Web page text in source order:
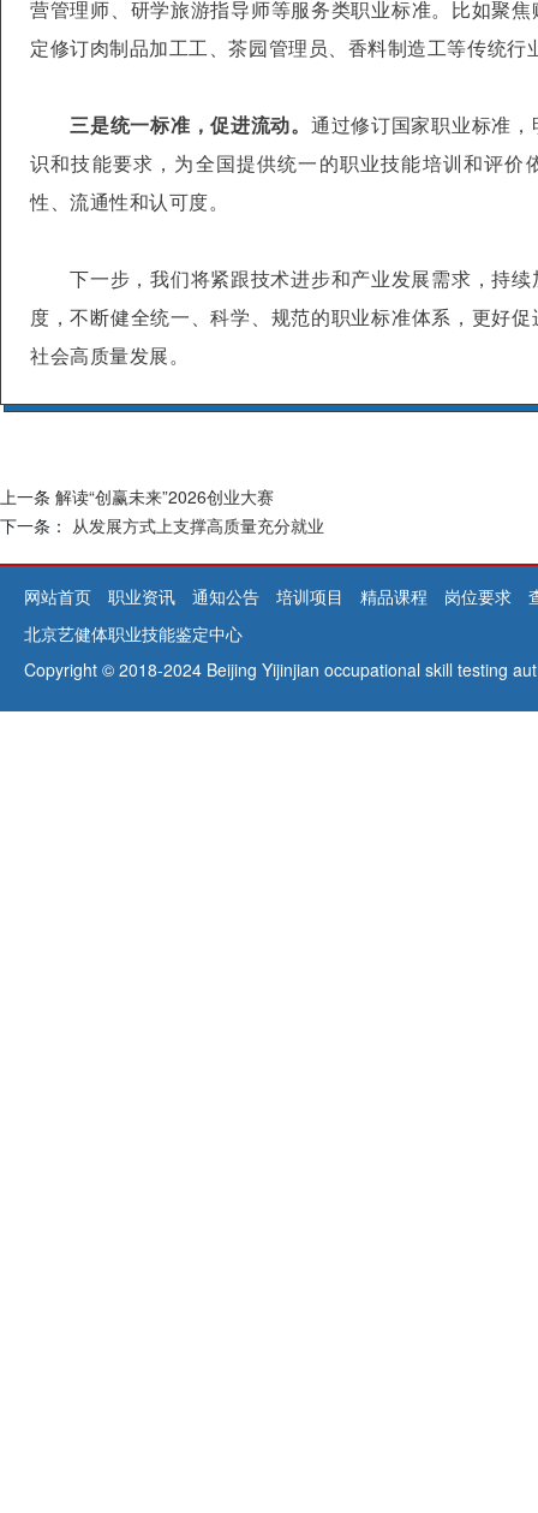
营管理师、研学旅游指导师等服务类职业标准。比如聚
定修订肉制品加工工、茶园管理员、香料制造工等传统行
三是统一标准，促进流动。 通过修订国家职业标准
识和技能要求，为全国提供统一的职业技能培训和评价
性、流通性和认可度。
下一步，我们将紧跟技术进步和产业发展需求，持续
度，不断健全统一、科学、规范的职业标准体系，更好
社会高质量发展。
上一条 解读“创赢未来”2026创业大赛
下一条： 从发展方式上支撑高质量充分就业
网站首页 职业资讯 通知公告 培训项目 精品课程 岗位要求
北京艺健体职业技能鉴定中心
Copyright © 2018-2024 Beijing Yijinjian occupational skill testing